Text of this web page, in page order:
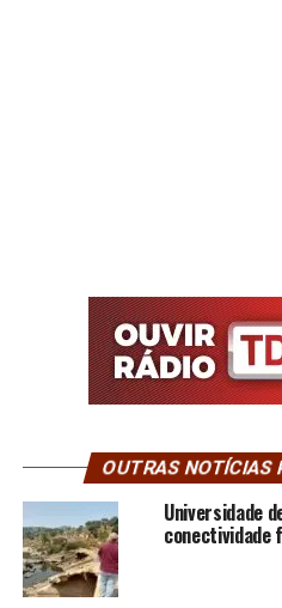
OUTRAS NOTÍCIAS
Universidade
conectividade